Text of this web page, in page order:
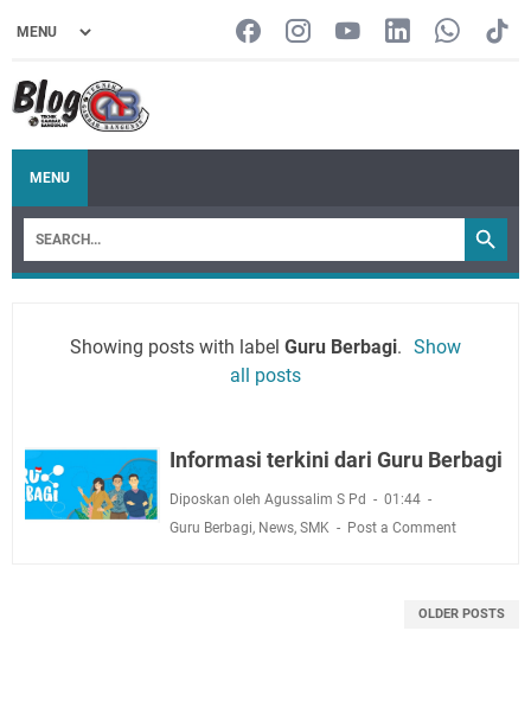
MENU
Showing posts with label Guru Berbagi. Show
all posts
Informasi terkini dari Guru Berbagi
Diposkan oleh Agussalim S Pd
01:44
Guru Berbagi, News, SMK Post a Comment
OLDER POSTS